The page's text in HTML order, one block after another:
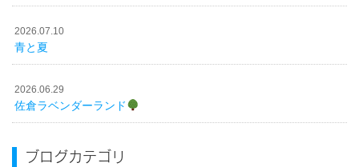
2026.07.10
青と夏
2026.06.29
佐倉ラベンダーランド
ブログカテゴリ